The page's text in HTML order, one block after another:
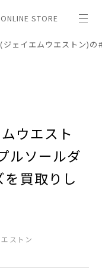
ONLINE STORE
ェイエムウエストン)
ウエスト
ルソールダ
買取りし
ストン